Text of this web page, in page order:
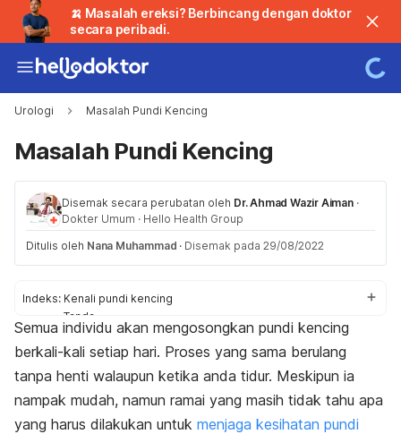
🍌 Masalah ereksi? Berbincang dengan doktor
secara peribadi.
Urologi Masalah Pundi Kencing
Masalah Pundi Kencing
Disemak secara perubatan oleh Dr. Ahmad Wazir Aiman ·
Dokter Umum · Hello Health Group
Ditulis oleh Nana Muhammad · Disemak pada 29/08/2022
Indeks: Kenali pundi kencing
Tanda
Bilakah perlu jumpa doktor?
Punca bagi wanita
Punca bagi lelaki
Penyakit pundi kencing lazim di Malaysia
Langkah mengatasi
Semua individu akan mengosongkan pundi kencing
berkali-kali setiap hari. Proses yang sama berulang
tanpa henti walaupun ketika anda tidur. Meskipun ia
nampak mudah, namun ramai yang masih tidak tahu apa
yang harus dilakukan untuk menjaga kesihatan pundi